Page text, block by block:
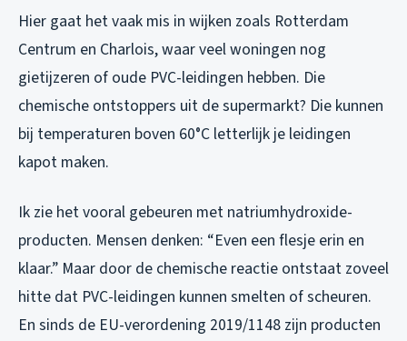
Hier gaat het vaak mis in wijken zoals Rotterdam
Centrum en Charlois, waar veel woningen nog
gietijzeren of oude PVC-leidingen hebben. Die
chemische ontstoppers uit de supermarkt? Die kunnen
bij temperaturen boven 60°C letterlijk je leidingen
kapot maken.
Ik zie het vooral gebeuren met natriumhydroxide-
producten. Mensen denken: “Even een flesje erin en
klaar.” Maar door de chemische reactie ontstaat zoveel
hitte dat PVC-leidingen kunnen smelten of scheuren.
En sinds de EU-verordening 2019/1148 zijn producten